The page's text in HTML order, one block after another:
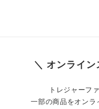
＼ オンライ
トレジャーフ
一部の商品をオンラ